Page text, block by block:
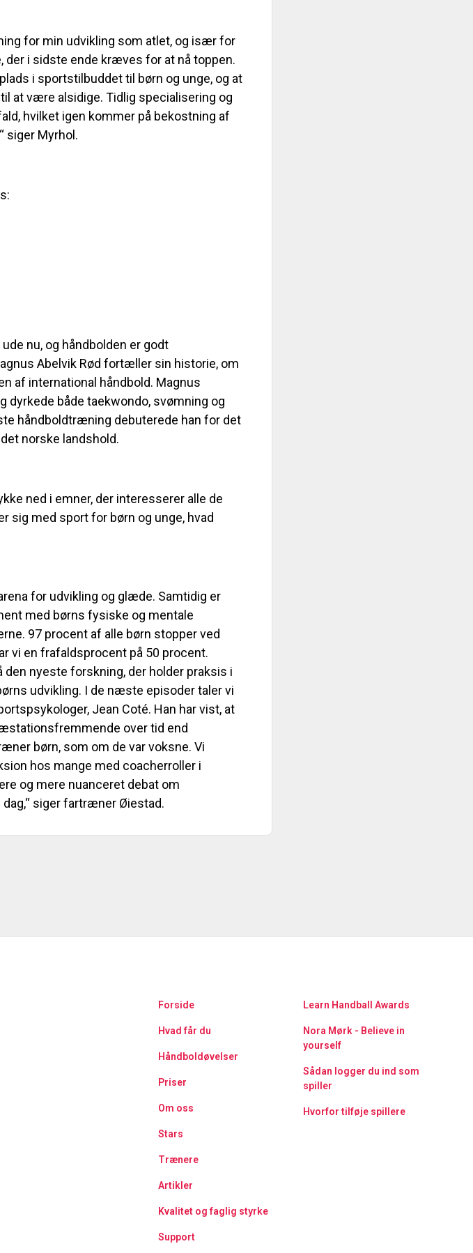
for min udvikling som atlet, og især for
i sidste ende kræves for at nå toppen.
i sportstilbuddet til børn og unge, og at
at være alsidige. Tidlig specialisering og
hvilket igen kommer på bekostning af
siger Myrhol.
nu, og håndbolden er godt
Abelvik Rød fortæller sin historie, om
af international håndbold. Magnus
dyrkede både taekwondo, svømning og
håndboldtræning debuterede han for det
norske landshold.
ned i emner, der interesserer alle de
sig med sport for børn og unge, hvad
for udvikling og glæde. Samtidig er
med børns fysiske og mentale
97 procent af alle børn stopper ved
vi en frafaldsprocent på 50 procent.
nyeste forskning, der holder praksis i
udvikling. I de næste episoder taler vi
Jean Coté. Han har vist, at
over tid end
børn, som om de var voksne. Vi
hos mange med coacherroller i
og mere nuanceret debat om
siger fartræner Øiestad.
Forside
Hvad får du
Håndboldøvelser
Priser
Om oss
Stars
Trænere
Artikler
Kvalitet og faglig styrke
Support
Learn Handball Awards
Nora Mørk - Believe in
yourself
Sådan logger du ind som
spiller
Hvorfor tilføje spillere